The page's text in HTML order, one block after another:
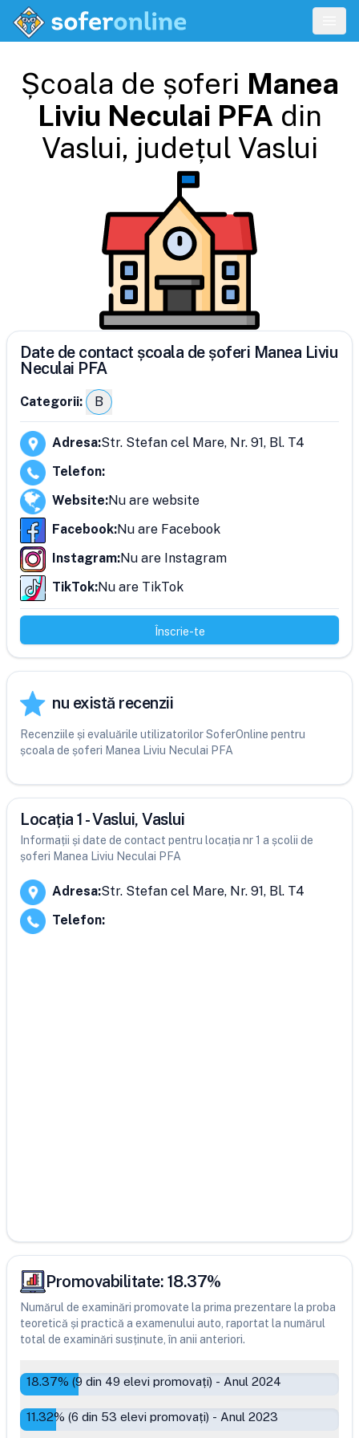
Școala de șoferi Manea
Liviu Neculai PFA din
Vaslui, județul Vaslui
Date de contact școala de șoferi Manea Liviu
Neculai PFA
Categorii: B
Adresa:Str. Stefan cel Mare, Nr. 91, Bl. T4
Telefon:
Website:Nu are website
Facebook:Nu are Facebook
Instagram:Nu are Instagram
TikTok:Nu are TikTok
Înscrie-te
nu există recenzii
Recenziile și evaluările utilizatorilor SoferOnline pentru
școala de șoferi Manea Liviu Neculai PFA
Locația 1 - Vaslui, Vaslui
Informații și date de contact pentru locația nr 1 a școlii de
șoferi Manea Liviu Neculai PFA
Adresa:Str. Stefan cel Mare, Nr. 91, Bl. T4
Telefon:
Promovabilitate: 18.37%
Numărul de examinări promovate la prima prezentare la proba
teoretică și practică a examenului auto, raportat la numărul
total de examinări susținute, în anii anteriori.
18.37% (9 din 49 elevi promovați) - Anul 2024
11.32% (6 din 53 elevi promovați) - Anul 2023